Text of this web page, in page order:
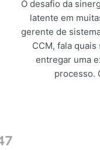
O desafio da
latente em
gerente de
CCM, fala
entregar uma
processo.